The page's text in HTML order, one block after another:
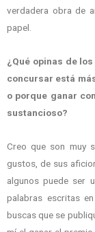
verdadera obra de
papel.
¿Qué opinas de
concursar está
o porque ganar
sustancioso?
Creo que son muy
gustos, de sus
algunos puede ser
palabras escritas
buscas que se